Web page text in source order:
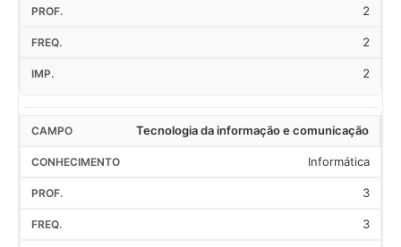
2
2
2
Tecnologia da informação e comunicação
Informática
3
3